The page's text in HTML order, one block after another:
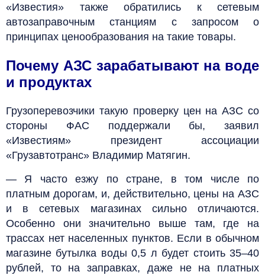
«Известия» также обратились к сетевым
автозаправочным станциям с запросом о
принципах ценообразования на такие товары.
Почему АЗС зарабатывают на воде
и продуктах
Грузоперевозчики такую проверку цен на АЗС со
стороны ФАС поддержали бы, заявил
«Известиям» президент ассоциации
«Грузавтотранс» Владимир Матягин.
— Я часто езжу по стране, в том числе по
платным дорогам, и, действительно, цены на АЗС
и в сетевых магазинах сильно отличаются.
Особенно они значительно выше там, где на
трассах нет населенных пунктов. Если в обычном
магазине бутылка воды 0,5 л будет стоить 35–40
рублей, то на заправках, даже не на платных